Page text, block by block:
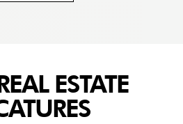
ESTATE